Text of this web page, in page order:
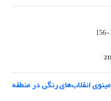
انقلاب‌های رنگی در منطقه